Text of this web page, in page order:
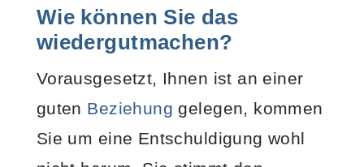
Wie können Sie das
wiedergutmachen?
Vorausgesetzt, Ihnen ist an einer
guten Beziehung gelegen, kommen
Sie um eine Entschuldigung wohl